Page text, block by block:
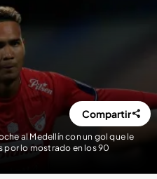
al Medellín con un gol que le
por lo mostrado en los 90
Compartir